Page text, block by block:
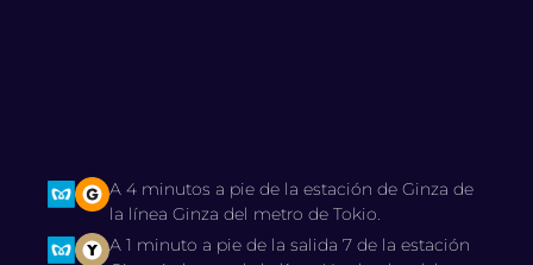
A 4 minutos a pie de la estación de Ginza de
la línea Ginza del metro de Tokio.
A 1 minuto a pie de la salida 7 de la estación